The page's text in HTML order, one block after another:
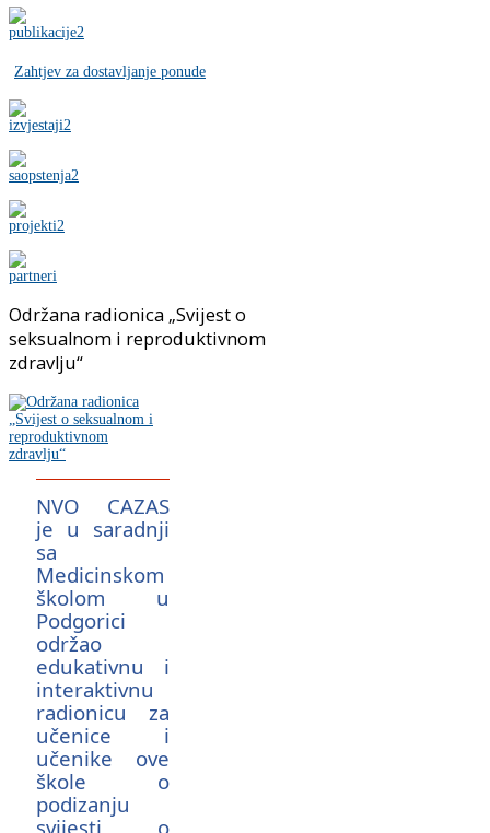
Zahtjev za dostavljanje ponude
Održana radionica „Svijest o
seksualnom i reproduktivnom
zdravlju“
NVO CAZAS
je u saradnji
sa
Medicinskom
školom u
Podgorici
održao
edukativnu i
interaktivnu
radionicu za
učenice i
učenike ove
škole o
podizanju
svijesti o